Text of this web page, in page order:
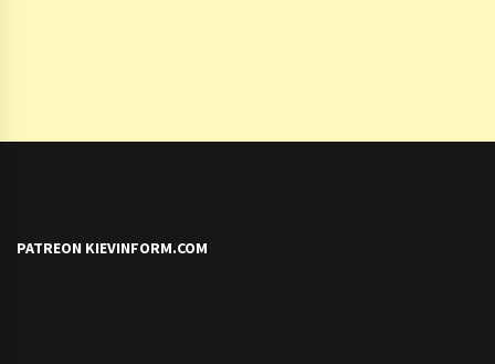
PATREON KIEVINFORM.COM